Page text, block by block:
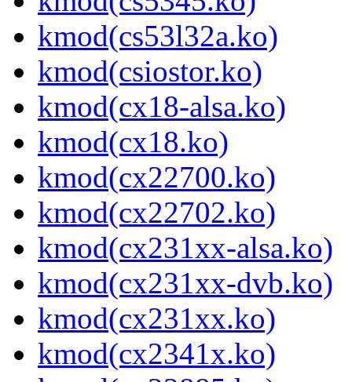
kmod(cs53l32a.ko)
kmod(csiostor.ko)
kmod(cx18-alsa.ko)
kmod(cx18.ko)
kmod(cx22700.ko)
kmod(cx22702.ko)
kmod(cx231xx-alsa.ko)
kmod(cx231xx-dvb.ko)
kmod(cx231xx.ko)
kmod(cx2341x.ko)